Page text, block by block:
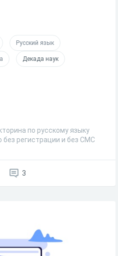
Русский язык
Декада наук
по русскому языку
без регистрации и без СМС
3